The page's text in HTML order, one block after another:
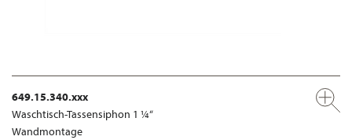
649.15.340.xxx
Waschtisch-Tassensiphon 1 ¼“
Wandmontage